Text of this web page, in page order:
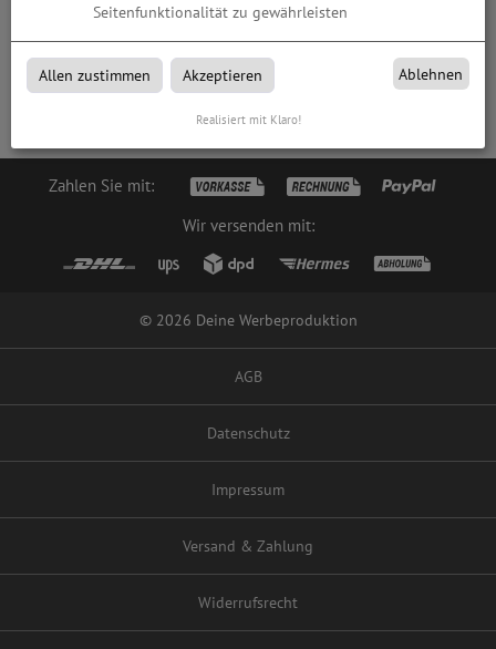
Fototapete
Fototapete bei DWP in Schmölln, Gera und Zwickau
Zahlen Sie mit:
Wir versenden mit:
© 2026 Deine Werbeproduktion
AGB
Datenschutz
Impressum
Versand & Zahlung
Widerrufsrecht
Seitenfunktionalität zu gewährleisten
Allen zustimmen Akzeptieren Ablehnen
Realisiert mit Klaro!